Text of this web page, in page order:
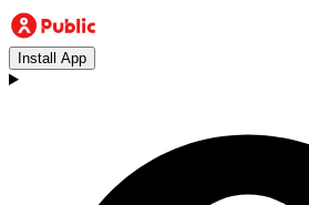
Install App